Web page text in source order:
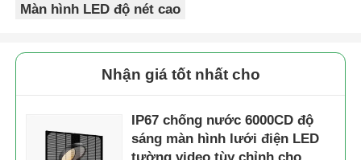
Màn hình LED độ nét cao
Nhận giá tốt nhất cho
IP67 chống nước 6000CD độ
sáng màn hình lưới điện LED